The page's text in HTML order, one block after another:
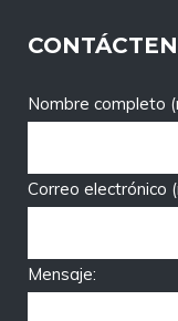
Nombre completo
Correo electrónico
Mensaje: